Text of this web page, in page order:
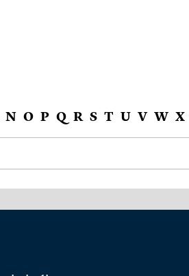
N O P Q R S T U V W X